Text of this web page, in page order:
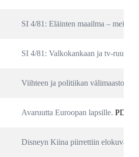
SI 4/81: Eläinten maailma –
SI 4/81: Valkokankaan ja tv-
Viihteen ja politiikan välimaastossa.
Avaruutta Euroopan lapsille. PDF
Disneyn Kiina piirrettiin elokuvaksi